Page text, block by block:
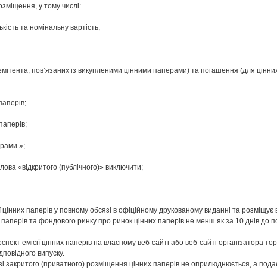
у тому числі:
та номінальну вартість;
пов’язаних із викупленими цінними паперами) та погашення (для
«відкритого (публічного)» виключити;
цінних паперів у повному обсязі в офіційному друкованому виданні та розміщує
паперів та фондового ринку про ринок цінних паперів не менш як за 10 днів до
емісії цінних паперів на власному веб-сайті або веб-сайті організатора
випуску.
закритого (приватного) розміщення цінних паперів не оприлюднюється, а